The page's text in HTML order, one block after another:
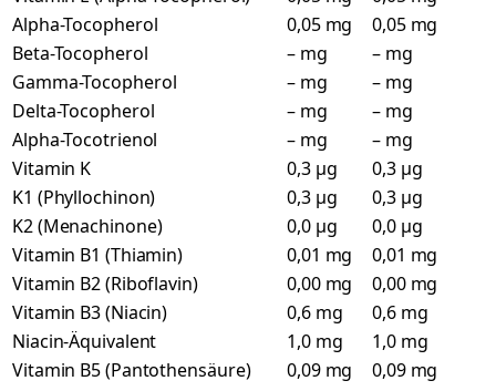
Alpha-Tocopherol
0,05 mg
0,05 mg
Beta-Tocopherol
– mg
– mg
Gamma-Tocopherol
– mg
– mg
Delta-Tocopherol
– mg
– mg
Alpha-Tocotrienol
– mg
– mg
Vitamin K
0,3 µg
0,3 µg
K1 (Phyllochinon)
0,3 µg
0,3 µg
K2 (Menachinone)
0,0 µg
0,0 µg
Vitamin B1 (Thiamin)
0,01 mg
0,01 mg
Vitamin B2 (Riboflavin)
0,00 mg
0,00 mg
Vitamin B3 (Niacin)
0,6 mg
0,6 mg
Niacin-Äquivalent
1,0 mg
1,0 mg
Vitamin B5 (Pantothensäure)
0,09 mg
0,09 mg